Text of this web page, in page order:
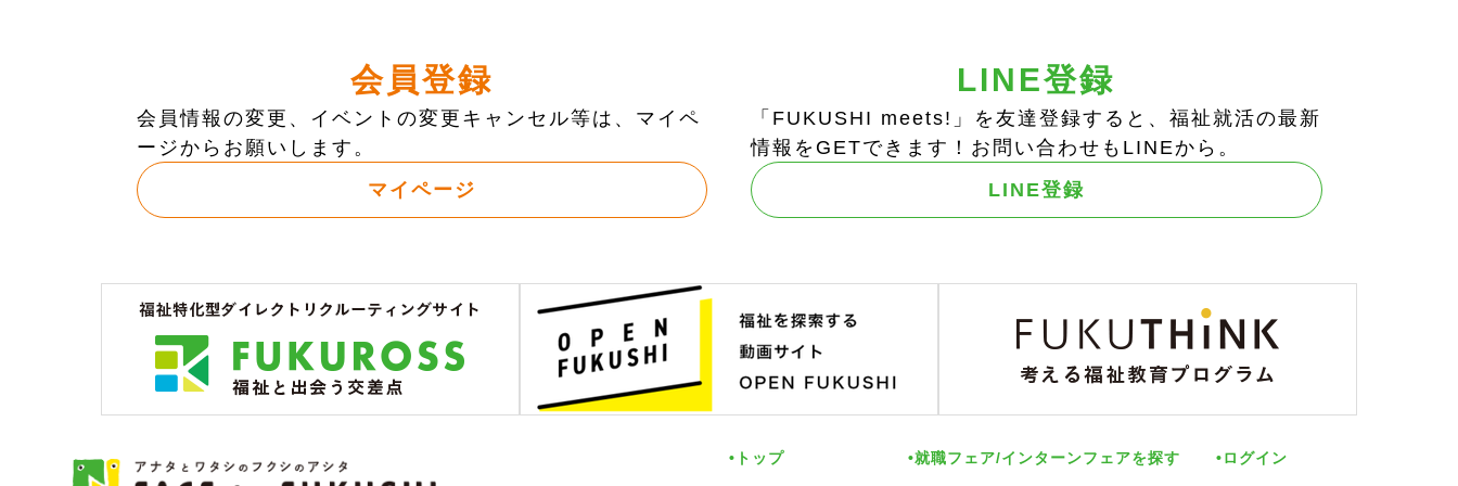
会員登録
会員情報の変更、イベントの変更キャンセル等は、マイペ
ージからお願いします。
マイページ
LINE登録
「FUKUSHI meets!」を友達登録すると、福祉就活の最新
情報をGETできます！お問い合わせもLINEから。
LINE登録
トップ 就職フェア/インターンフェアを探す ログイン